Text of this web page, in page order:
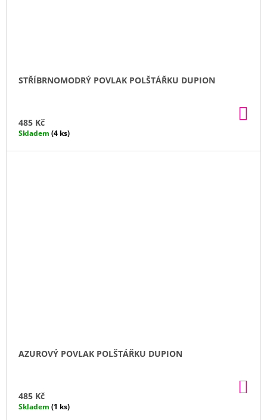
STŘÍBRNOMODRÝ POVLAK POLŠTÁŘKU DUPION
485 Kč
Skladem (4 ks)
AZUROVÝ POVLAK POLŠTÁŘKU DUPION
485 Kč
Skladem (1 ks)